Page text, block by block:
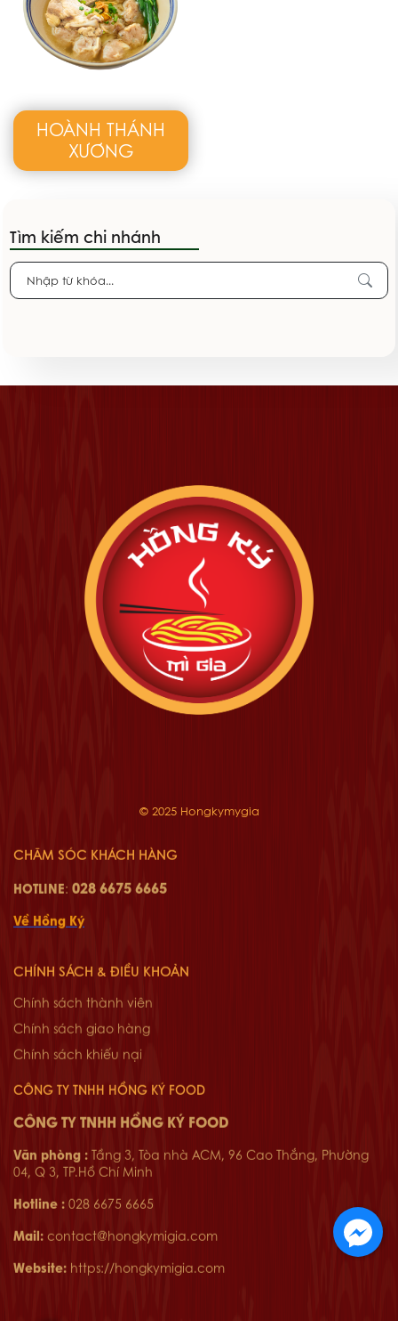
HOÀNH THÁNH
XƯƠNG
Tìm kiếm chi nhánh
© 2025 Hongkymygia
CHĂM SÓC KHÁCH HÀNG
HOTLINE: 028 6675 6665
Về Hồng Ký
CHÍNH SÁCH & ĐIỀU KHOẢN
Chính sách thành viên
Chính sách giao hàng
Chính sách khiếu nại
CÔNG TY TNHH HỒNG KÝ FOOD
CÔNG TY TNHH HỒNG KÝ FOOD
Văn phòng : Tầng 3, Tòa nhà ACM, 96 Cao Thắng, Phường
04, Q 3, TP.Hồ Chí Minh
Hotline : 028 6675 6665
Mail: contact@hongkymigia.com
Website: https://hongkymigia.com